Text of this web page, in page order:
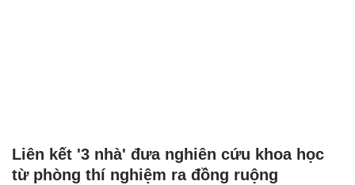
Liên kết '3 nhà' đưa nghiên cứu khoa học
từ phòng thí nghiệm ra đồng ruộng